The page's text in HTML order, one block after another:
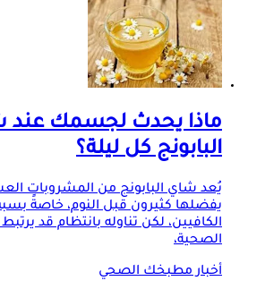
ماذا يحدث لجسمك
البابونج كل ليلة؟
يُعد شاي البابونج من المشروبات
يفضلها كثيرون قبل النوم، خاصةً
الكافيين، لكن تناوله بانتظام قد
الصحية،
أخبار مطبخك الصحي